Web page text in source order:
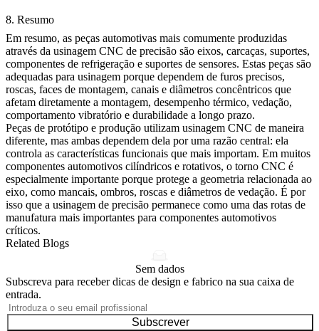
8. Resumo
Em resumo, as peças automotivas mais comumente produzidas
através da usinagem CNC de precisão são eixos, carcaças, suportes,
componentes de refrigeração e suportes de sensores. Estas peças são
adequadas para usinagem porque dependem de furos precisos,
roscas, faces de montagem, canais e diâmetros concêntricos que
afetam diretamente a montagem, desempenho térmico, vedação,
comportamento vibratório e durabilidade a longo prazo.
Peças de protótipo e produção utilizam usinagem CNC de maneira
diferente, mas ambas dependem dela por uma razão central: ela
controla as características funcionais que mais importam. Em muitos
componentes automotivos cilíndricos e rotativos, o torno CNC é
especialmente importante porque protege a geometria relacionada ao
eixo, como mancais, ombros, roscas e diâmetros de vedação. É por
isso que a usinagem de precisão permanece como uma das rotas de
manufatura mais importantes para componentes automotivos
críticos.
Related Blogs
Sem dados
Subscreva para receber dicas de design e fabrico na sua caixa de
entrada.
Subscrever